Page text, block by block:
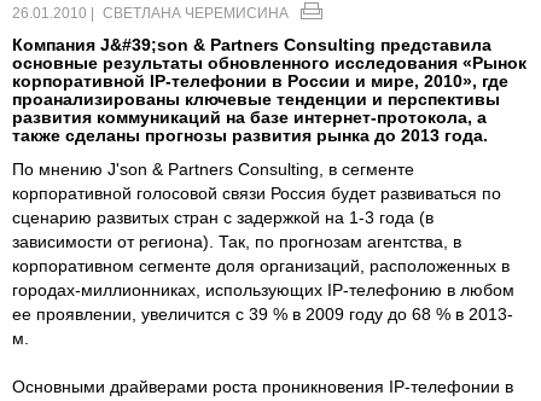
26.01.2010 | СВЕТЛАНА ЧЕРЕМИСИНА
Компания J&#39;son & Partners Consulting представила
основные результаты обновленного исследования «Рынок
корпоративной IP-телефонии в России и мире, 2010», где
проанализированы ключевые тенденции и перспективы
развития коммуникаций на базе интернет-протокола, а
также сделаны прогнозы развития рынка до 2013 года.
По мнению J'son & Partners Consulting, в сегменте
корпоративной голосовой связи Россия будет развиваться по
сценарию развитых стран с задержкой на 1-3 года (в
зависимости от региона). Так, по прогнозам агентства, в
корпоративном сегменте доля организаций, расположенных в
городах-миллионниках, использующих IP-телефонию в любом
ее проявлении, увеличится с 39 % в 2009 году до 68 % в 2013-
м.
Основными драйверами роста проникновения IP-телефонии в